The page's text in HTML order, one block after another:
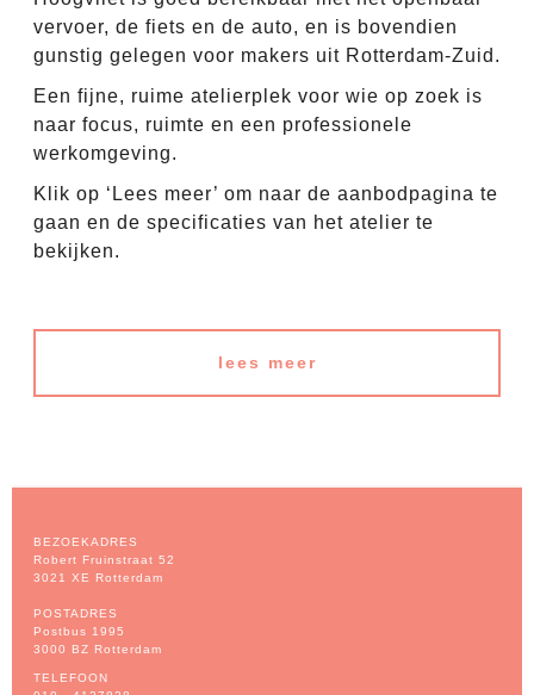
vervoer, de fiets en de auto, en is bovendien
gunstig gelegen voor makers uit Rotterdam-Zuid.
Een fijne, ruime atelierplek voor wie op zoek is
naar focus, ruimte en een professionele
werkomgeving.
Klik op ‘Lees meer’ om naar de aanbodpagina te
gaan en de specificaties van het atelier te
bekijken.
lees meer
BEZOEKADRES
Robert Fruinstraat 52
3021 XE Rotterdam
POSTADRES
Postbus 1995
3000 BZ Rotterdam
TELEFOON